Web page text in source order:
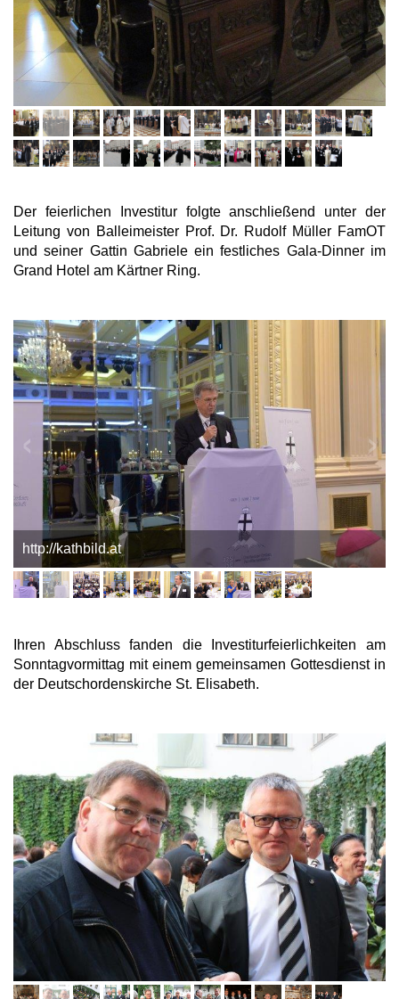
Der feierlichen Investitur folgte anschließend unter der
Leitung von Balleimeister Prof. Dr. Rudolf Müller FamOT
und seiner Gattin Gabriele ein festliches Gala-Dinner im
Grand Hotel am Kärtner Ring.
http://kathbild.at
Ihren Abschluss fanden die Investiturfeierlichkeiten am
Sonntagvormittag mit einem gemeinsamen Gottesdienst in
der Deutschordenskirche St. Elisabeth.